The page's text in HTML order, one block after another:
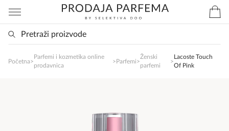
Početna>
Parfemi i kozmetika online
prodavnica
>Parfemi>
Ženski
parfemi
>
Lacoste Touch
Of Pink
SlađanAi Asistent
poručite svoj omiljeni parfem danas ali i za